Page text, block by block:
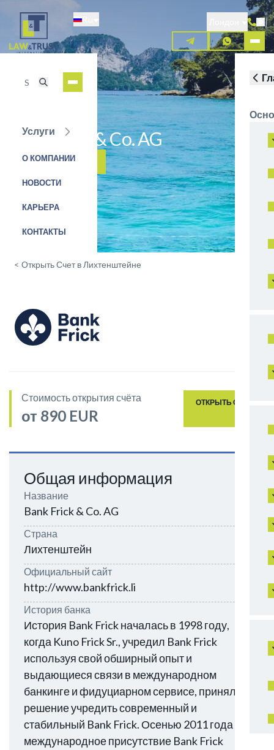
основному
содержанию
Услуги
О КОМПАНИИ
НОВОСТИ
КАРЬЕРА
КОНТАКТЫ
Bank Frick & Co. AG
ЗАЯВКА НА УСЛУГУ
< Открыть Счет в Лихтенштейне
Стоимость открытия счёта
от 890 EUR
ОТКРЫТЬ СЧЁТ
Общая информация
Название
Bank Frick & Co. AG
Страна
Лихтенштейн
Официальный сайт
http://www.bankfrick.li
История банка
История Bank Frick началась в 1998 году,
когда Kuno Frick Sr., учредил Bank Frick
используя свой обширный опыт и
выдающиеся связи в международном
банкинге и фидуциарном сервисе, принял
решение учредить современный и
стабильный Bank Frick. Осенью 2011 года
международное присутствие Bank Frick